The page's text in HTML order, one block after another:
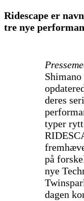
Ridescape er
tre nye
deres
typer
på
nye
dagen